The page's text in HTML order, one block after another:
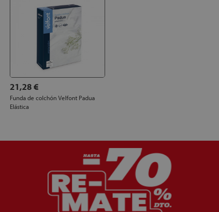
21,28 €
Funda de colchón Velfont Padua
Elástica